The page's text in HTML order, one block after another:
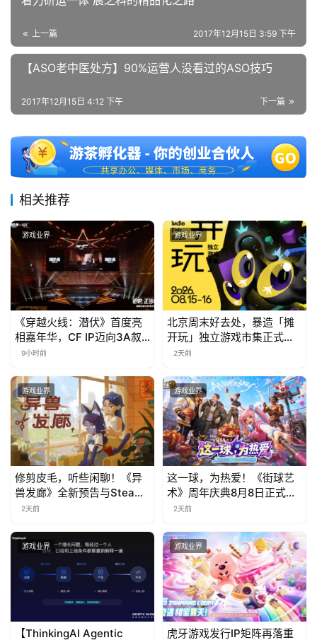
上一篇 2017年12月15日 3:59 下午
【ASO老中医处方】90%运营人没看过的ASO技巧
下一篇
2017年12月15日 4:12 下午
相关推荐
游戏业界
《穿越火线：潜伏》首度亮
相嘉年华，CF IP迈向3A叙
事新高度
9小时前
游戏业界
北京周末好去处，暴造「摊
开玩」独立游戏市集正式开
票！
2天前
游戏业界
修剪皮毛，听些闲聊！《异
兽发廊》全新预告与Steam
免费试玩公开
2天前
游戏业界
这一球，为热爱！《街球艺
术》周年庆典8月8日正式上
线，多重福利与全新内容同
2天前
游戏业界
【ThinkingAI Agentic
游戏业界
虎牙游戏发行IP矩阵再落重